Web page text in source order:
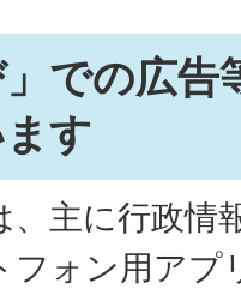
」での広
す
、主に行政
フォン用アプ